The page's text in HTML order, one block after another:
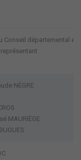
Conseil départemental es-
NÈGRE
MAURIÈGE